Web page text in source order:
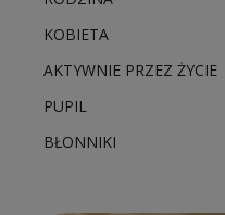
KOBIETA
AKTYWNIE PRZEZ ŻYCIE
PUPIL
BŁONNIKI